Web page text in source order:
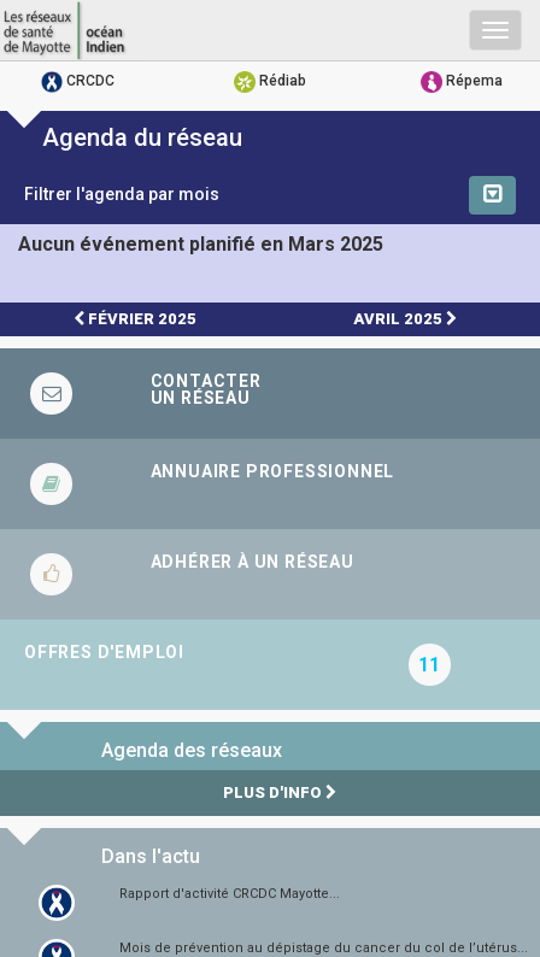
CRCDC Rédiab Répema
Agenda du réseau
Filtrer l'agenda par mois
Aucun événement planifié en Mars 2025
FÉVRIER 2025 AVRIL 2025
CONTACTER
UN RÉSEAU
ANNUAIRE PROFESSIONNEL
ADHÉRER À UN RÉSEAU
OFFRES D'EMPLOI
11
Agenda des réseaux
PLUS D'INFO
Dans l'actu
Rapport d'activité CRCDC Mayotte...
Mois de prévention au dépistage du cancer du col de l’utérus...